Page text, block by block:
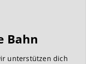
Bahn
unterstützen dich